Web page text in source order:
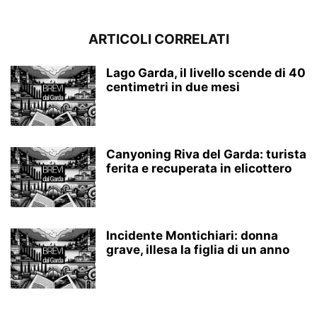
ARTICOLI CORRELATI
Lago Garda, il livello scende di 40
centimetri in due mesi
Canyoning Riva del Garda: turista
ferita e recuperata in elicottero
Incidente Montichiari: donna
grave, illesa la figlia di un anno